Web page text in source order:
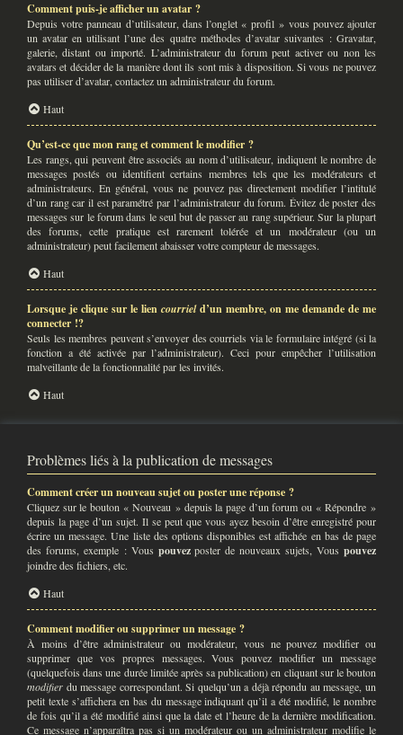
Comment puis-je afficher un avatar ?
Depuis votre panneau d’utilisateur, dans l’onglet « profil » vous pouvez ajouter
un avatar en utilisant l’une des quatre méthodes d’avatar suivantes : Gravatar,
galerie, distant ou importé. L’administrateur du forum peut activer ou non les
avatars et décider de la manière dont ils sont mis à disposition. Si vous ne pouvez
pas utiliser d’avatar, contactez un administrateur du forum.
Haut
Qu’est-ce que mon rang et comment le modifier ?
Les rangs, qui peuvent être associés au nom d’utilisateur, indiquent le nombre de
messages postés ou identifient certains membres tels que les modérateurs et
administrateurs. En général, vous ne pouvez pas directement modifier l’intitulé
d’un rang car il est paramétré par l’administrateur du forum. Évitez de poster des
messages sur le forum dans le seul but de passer au rang supérieur. Sur la plupart
des forums, cette pratique est rarement tolérée et un modérateur (ou un
administrateur) peut facilement abaisser votre compteur de messages.
Haut
Lorsque je clique sur le lien courrield’un membre, on me demande de me
connecter !?
Seuls les membres peuvent s’envoyer des courriels via le formulaire intégré (si la
fonction a été activée par l’administrateur). Ceci pour empêcher l’utilisation
malveillante de la fonctionnalité par les invités.
Haut
Problèmes liés à la publication de messages
Comment créer un nouveau sujet ou poster une réponse ?
Cliquez sur le bouton « Nouveau » depuis la page d’un forum ou « Répondre »
depuis la page d’un sujet. Il se peut que vous ayez besoin d’être enregistré pour
écrire un message. Une liste des options disponibles est affichée en bas de page
des forums, exemple : Vous pouvezposter de nouveaux sujets, Vouspouvez
joindre des fichiers, etc.
Haut
Comment modifier ou supprimer un message ?
À moins d’être administrateur ou modérateur, vous ne pouvez modifier ou
supprimer que vos propres messages. Vous pouvez modifier un message
(quelquefois dans une durée limitée après sa publication) en cliquant sur le bouton
modifier du message correspondant. Si quelqu’un a déjà répondu au message, un
petit texte s’affichera en bas du message indiquant qu’il a été modifié, le nombre
de fois qu’il a été modifié ainsi que la date et l’heure de la dernière modification.
Ce message n’apparaîtra pas si un modérateur ou un administrateur modifie le